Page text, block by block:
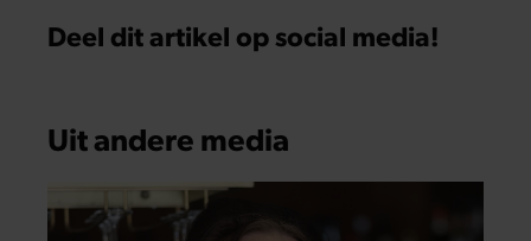
Deel dit artikel op social media!
Uit andere media